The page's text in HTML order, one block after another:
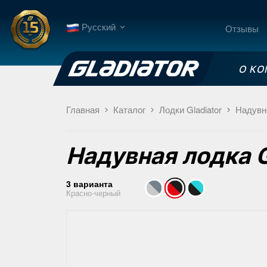
Русский Отзывы
О
Главная Каталог Лодки Gladiator
Надувная лодка
3 варианта
Красно-черный